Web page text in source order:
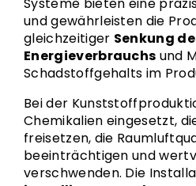
und gewährleisten die
gleichzeitiger Senkung
Energieverbrauchs und
Schadstoffgehalts im
Bei der
Chemikalien eingesetzt,
freisetzen, die
beeinträchtigen und
verschwenden. Die